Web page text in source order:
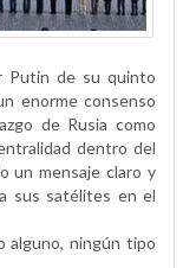
Putin de su quinto
enorme consenso
de Rusia como
dentro del
un mensaje claro y
sus satélites en el
alguno, ningún tipo